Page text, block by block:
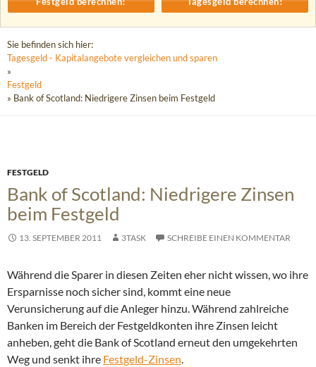
Sie befinden sich hier:
Tagesgeld - Kapitalangebote vergleichen und sparen
»
Festgeld
» Bank of Scotland: Niedrigere Zinsen beim Festgeld
FESTGELD
Bank of Scotland: Niedrigere Zinsen
beim Festgeld
13. SEPTEMBER 2011 3TASK SCHREIBE EINEN KOMMENTAR
Während die Sparer in diesen Zeiten eher nicht wissen, wo ihre
Ersparnisse noch sicher sind, kommt eine neue
Verunsicherung auf die Anleger hinzu. Während zahlreiche
Banken im Bereich der Festgeldkonten ihre Zinsen leicht
anheben, geht die Bank of Scotland erneut den umgekehrten
Weg und senkt ihre Festgeld-Zinsen.